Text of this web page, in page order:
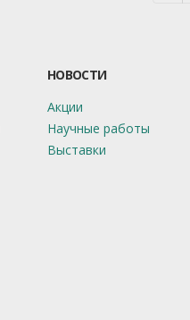
НОВОСТИ
Акции
Научные работы
Выставки